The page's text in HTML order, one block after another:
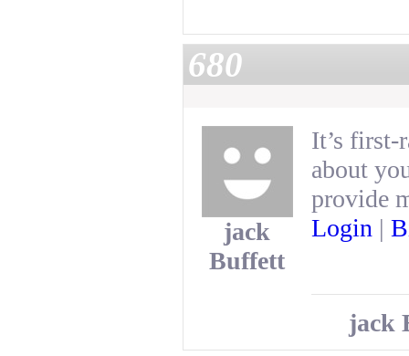
680
jack
Buffett
It’s first-
about
provide
Login |
jack